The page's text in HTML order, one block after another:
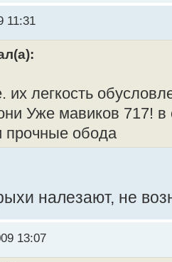
11:31
их легкость
Уже мавиков 717! в
прочные обода
налезают, не
13:07